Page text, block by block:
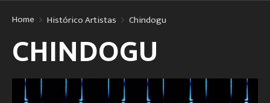
Home Histórico Artistas Chindogu
CHINDOGU